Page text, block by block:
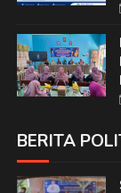
BERITA